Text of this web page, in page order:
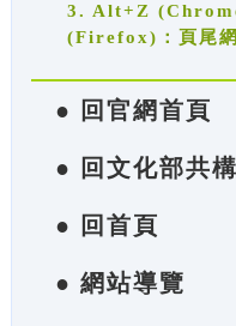
3. Alt+Z
(Firefox)：頁尾網
● 回官網首頁
● 回文化部共
● 回首頁
● 網站導覽